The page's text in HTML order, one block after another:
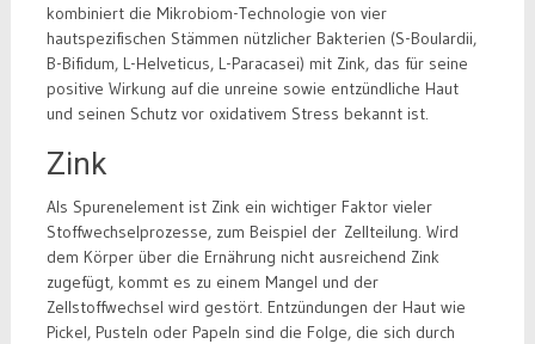
kombiniert die Mikrobiom-Technologie von vier
hautspezifischen Stämmen nützlicher Bakterien (S-Boulardii,
B-Bifidum, L-Helveticus, L-Paracasei) mit Zink, das für seine
positive Wirkung auf die unreine sowie entzündliche Haut
und seinen Schutz vor oxidativem Stress bekannt ist.
Zink
Als Spurenelement ist Zink ein wichtiger Faktor vieler
Stoffwechselprozesse, zum Beispiel der Zellteilung. Wird
dem Körper über die Ernährung nicht ausreichend Zink
zugefügt, kommt es zu einem Mangel und der
Zellstoffwechsel wird gestört. Entzündungen der Haut wie
Pickel, Pusteln oder Papeln sind die Folge, die sich durch